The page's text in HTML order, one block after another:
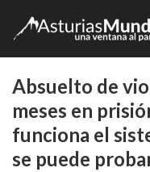
Absuelto de
meses en
funciona el
se puede